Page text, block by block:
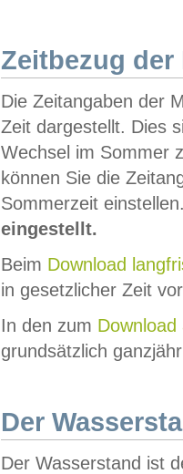
Zeitbezug der
Die Zeitangaben der
Zeit dargestellt. Dies
Wechsel im Sommer
können Sie die
Sommerzeit
eingestellt.
Beim Download
in gesetzlicher Zeit
In den zum Download
grundsätzlich
Der
Der Wasserstand ist